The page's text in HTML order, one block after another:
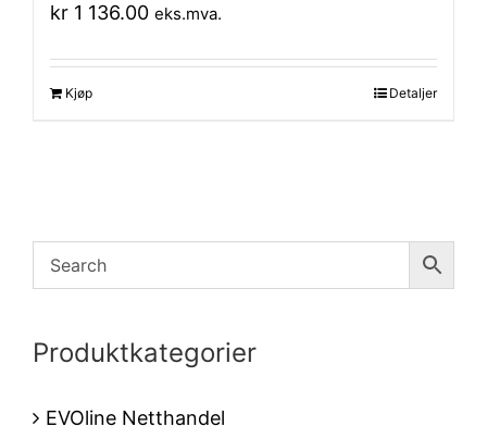
kr 1 136.00 eks.mva.
Kjøp Detaljer
Produktkategorier
EVOline Netthandel